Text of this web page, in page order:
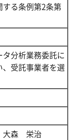
る条例第2条第
分析業務委託に
受託事業者を選
大森 栄治